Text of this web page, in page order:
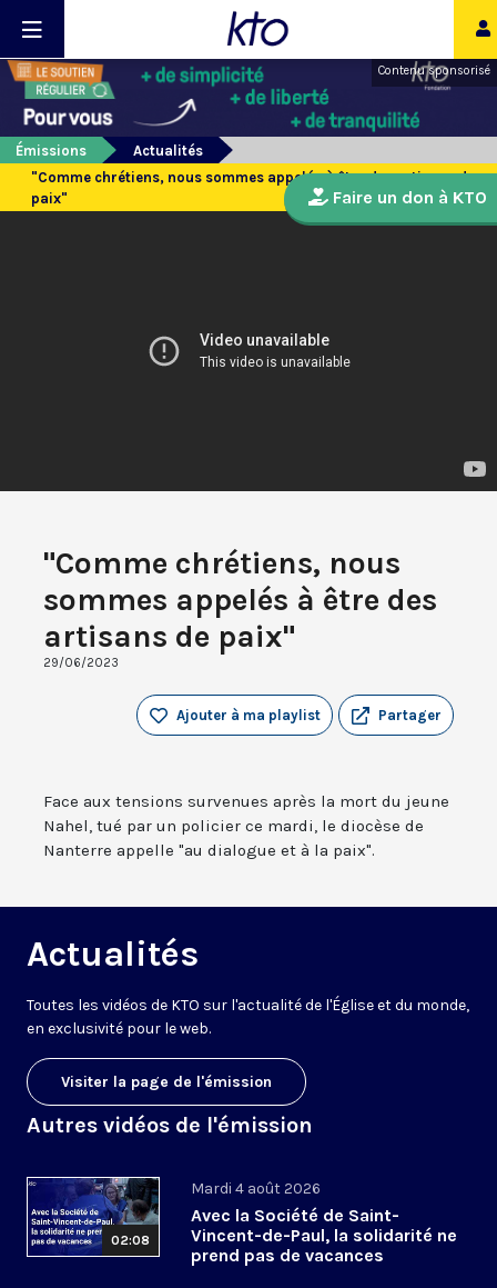
Contenu sponsorisé
Émissions
Actualités
"Comme chrétiens, nous sommes appelés à être des artisans de
paix"
"Comme chrétiens, nous
sommes appelés à être des
artisans de paix"
29/06/2023
Partager
Ajouter à ma playlist
Face aux tensions survenues après la mort du jeune
Nahel, tué par un policier ce mardi, le diocèse de
Nanterre appelle "au dialogue et à la paix".
Actualités
Toutes les vidéos de KTO sur l'actualité de l'Église et du monde,
en exclusivité pour le web.
Visiter la page de l'émission
Autres vidéos de l'émission
02:08
Mardi 4 août 2026
Avec la Société de Saint-
Vincent-de-Paul, la solidarité ne
prend pas de vacances
Faire un don à KTO